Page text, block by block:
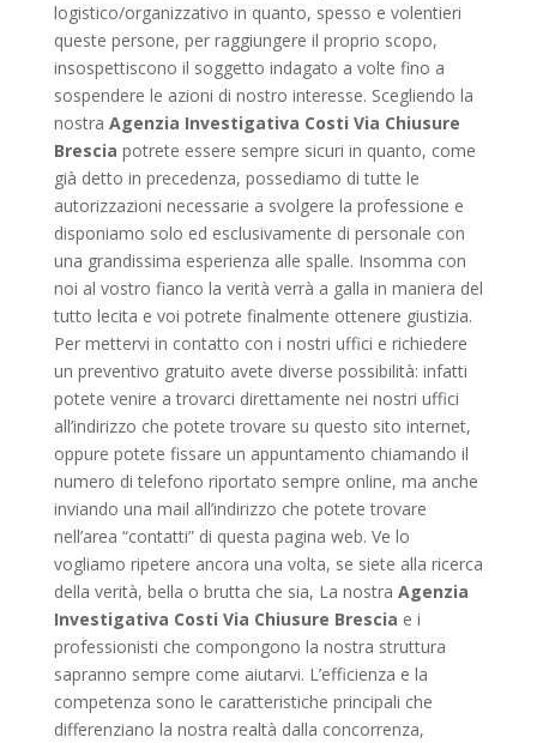
logistico/organizzativo in quanto, spesso e volentieri
queste persone, per raggiungere il proprio scopo,
insospettiscono il soggetto indagato a volte fino a
sospendere le azioni di nostro interesse. Scegliendo la
nostra Agenzia Investigativa Costi Via Chiusure
Brescia potrete essere sempre sicuri in quanto, come
già detto in precedenza, possediamo di tutte le
autorizzazioni necessarie a svolgere la professione e
disponiamo solo ed esclusivamente di personale con
una grandissima esperienza alle spalle. Insomma con
noi al vostro fianco la verità verrà a galla in maniera del
tutto lecita e voi potrete finalmente ottenere giustizia.
Per mettervi in contatto con i nostri uffici e richiedere
un preventivo gratuito avete diverse possibilità: infatti
potete venire a trovarci direttamente nei nostri uffici
all’indirizzo che potete trovare su questo sito internet,
oppure potete fissare un appuntamento chiamando il
numero di telefono riportato sempre online, ma anche
inviando una mail all’indirizzo che potete trovare
nell’area “contatti” di questa pagina web. Ve lo
vogliamo ripetere ancora una volta, se siete alla ricerca
della verità, bella o brutta che sia, La nostra Agenzia
Investigativa Costi Via Chiusure Brescia e i
professionisti che compongono la nostra struttura
sapranno sempre come aiutarvi. L’efficienza e la
competenza sono le caratteristiche principali che
differenziano la nostra realtà dalla concorrenza,